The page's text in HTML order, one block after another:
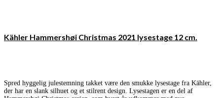
Kähler Hammershøi Christmas 2021 lysestage 12 cm.
Spred hyggelig julestemning takket være den smukke lysestage fra Kähler,
der har en slank silhuet og et stilrent design. Lysestagen er en del af